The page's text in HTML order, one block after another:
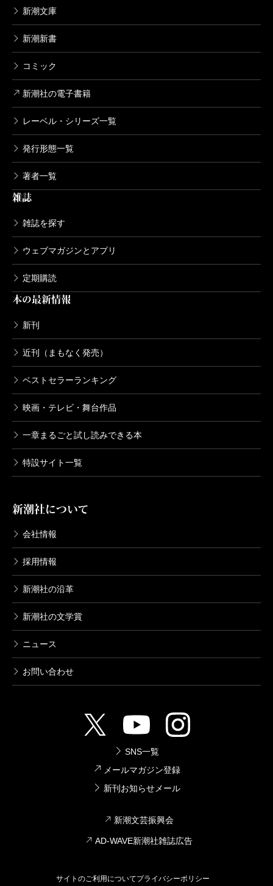
新潮文庫
新潮新書
コミック
新潮社の電子書籍
レーベル・シリーズ一覧
発行形態一覧
著者一覧
雑誌
雑誌を探す
ウェブマガジンとアプリ
定期購読
本の最新情報
新刊
近刊（まもなく発売）
ベストセラーランキング
映画・テレビ・舞台作品
一章まるごと試し読みできる本
特設サイト一覧
新潮社について
会社情報
採用情報
新潮社の沿革
新潮社の文学賞
ニュース
お問い合わせ
SNS一覧
メールマガジン登録
新刊お知らせメール
新潮文芸振興会
AD-WAVE新潮社雑誌広告
サイトのご利用についてプライバシーポリシー